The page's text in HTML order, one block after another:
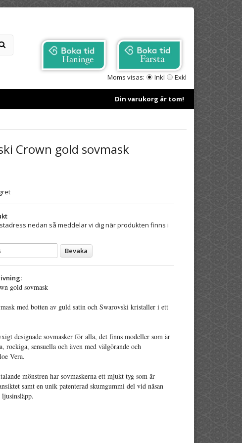
Moms visas: Inkl Exkl
Din varukorg är tom!
Crown gold sovmask
nedan så meddelar vi dig när produkten finns i
Bevaka
gold sovmask
med botten av guld satin och Swarovski kristaller i ett
designade sovmasker för alla, det finns modeller som är
rockiga, sensuella och även med välgörande och
Vera.
mönstren har sovmaskerna ett mjukt tyg som är
samt en unik patenterad skumgummi del vid näsan